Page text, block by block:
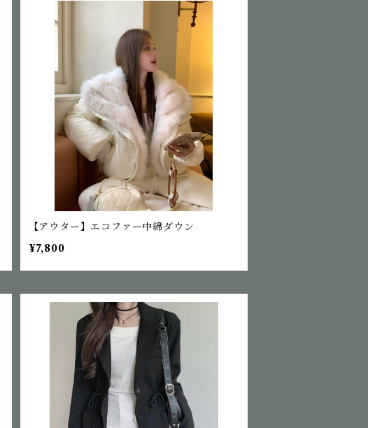
【アウター】エコファー中綿ダウン
¥7,800